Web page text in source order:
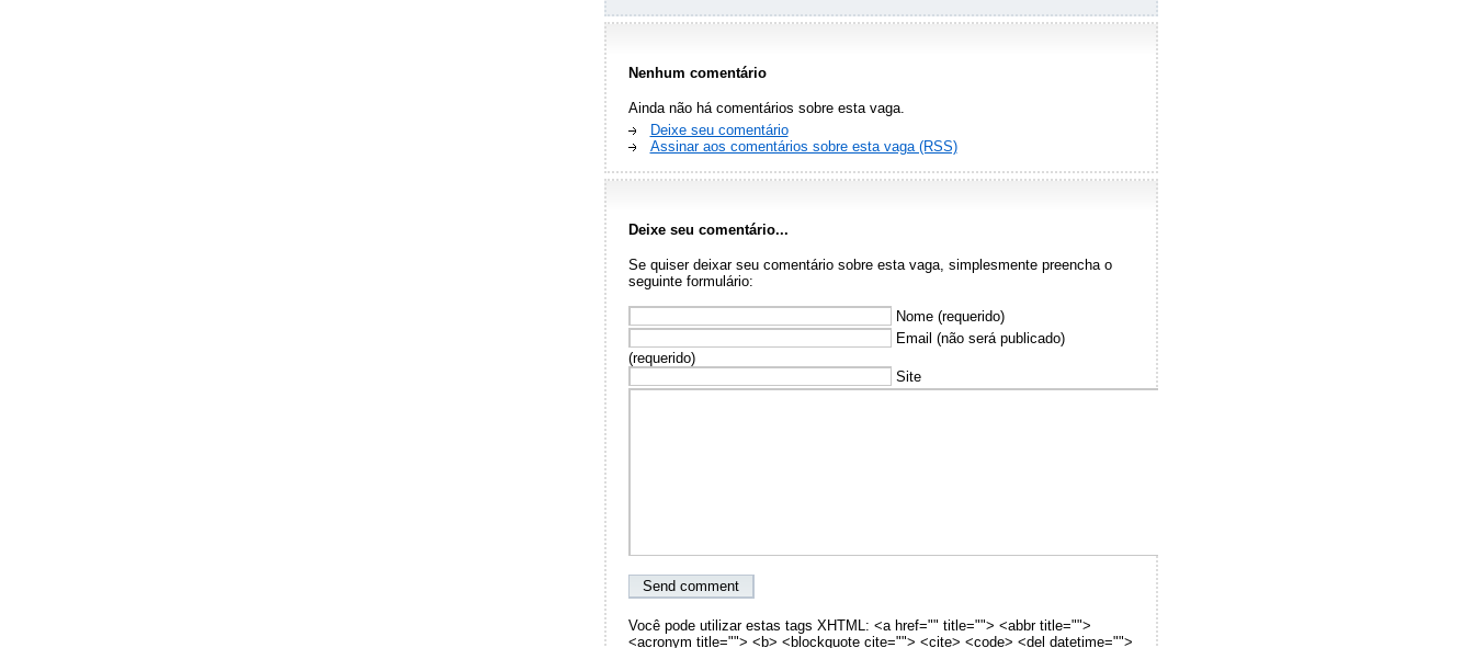
Nenhum comentário
Ainda não há comentários sobre esta vaga.
Deixe seu comentário
Assinar aos comentários sobre esta vaga (RSS)
Deixe seu comentário...
Se quiser deixar seu comentário sobre esta vaga, simplesmente preencha o
seguinte formulário:
Nome (requerido)
Email (não será publicado)
(requerido)
Site
Você pode utilizar estas tags XHTML: <a href="" title=""> <abbr title="">
<acronym title=""> <b> <blockquote cite=""> <cite> <code> <del datetime="">